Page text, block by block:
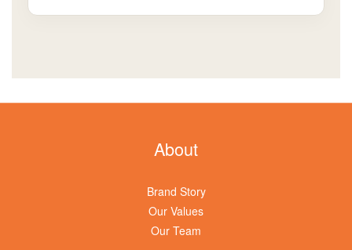
About
Brand Story
Our Values
Our Team